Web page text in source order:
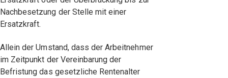
Nachbesetzung der Stelle mit einer
Ersatzkraft.
Allein der Umstand, dass der Arbeitnehmer
im Zeitpunkt der Vereinbarung der
Befristung das gesetzliche Rentenalter